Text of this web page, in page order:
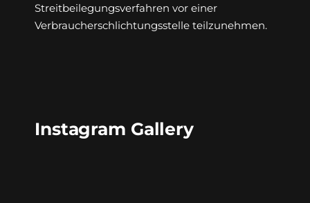
Streitbeilegungsverfahren vor einer
Verbraucherschlichtungsstelle teilzunehmen.
Instagram Gallery